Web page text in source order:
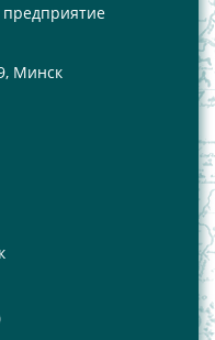
предприятие
Минск